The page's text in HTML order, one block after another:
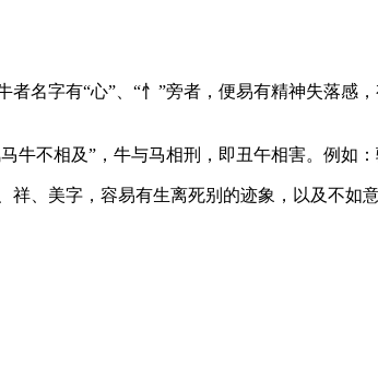
名字有“心”、“忄”旁者，便易有精神失落
牛不相及”，牛与马相刑，即丑午相害。例如
、美字，容易有生离死别的迹象，以及不如意